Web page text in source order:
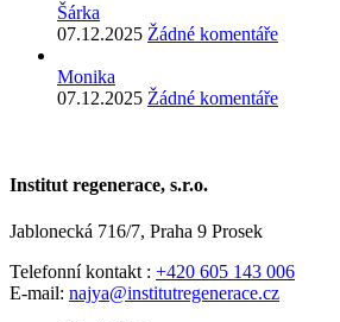
Šárka
07.12.2025 Žádné komentáře
Monika
07.12.2025 Žádné komentáře
Institut regenerace, s.r.o.
Jablonecká 716/7, Praha 9 Prosek
Telefonní kontakt : +420 605 143 006
E-mail: najya@institutregenerace.cz